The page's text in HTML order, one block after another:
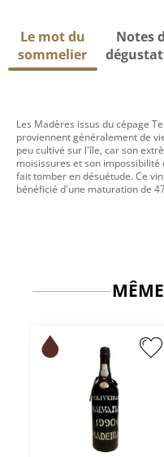
Le mot du
sommelier
Notes
Les Madères issus du cépage
proviennent généralement de
peu cultivé sur l'île, car son
moisissures et son
fait tomber en désuétude. Ce
bénéficié d'une maturation de